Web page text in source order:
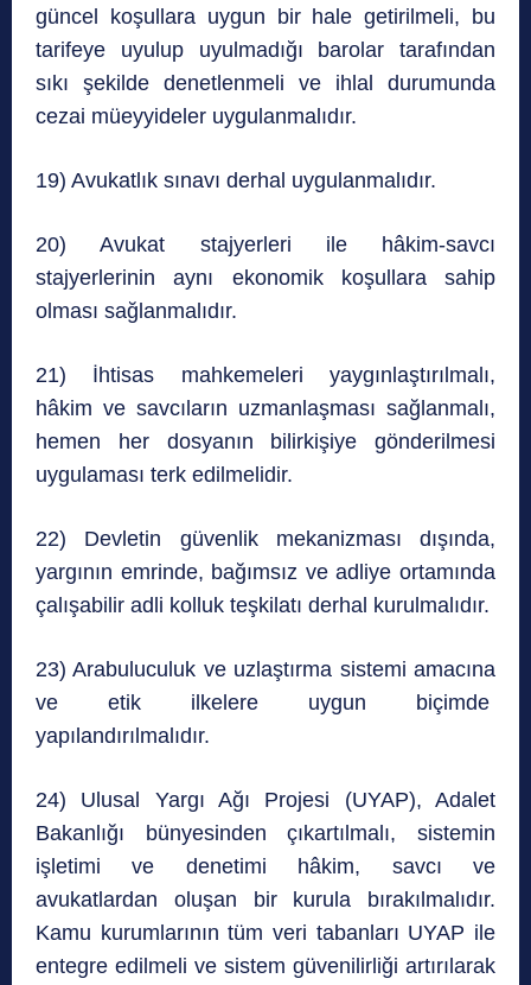
güncel koşullara uygun bir hale getirilmeli, bu
tarifeye uyulup uyulmadığı barolar tarafından
sıkı şekilde denetlenmeli ve ihlal durumunda
cezai müeyyideler uygulanmalıdır.
19) Avukatlık sınavı derhal uygulanmalıdır.
20) Avukat stajyerleri ile hâkim-savcı
stajyerlerinin aynı ekonomik koşullara sahip
olması sağlanmalıdır.
21) İhtisas mahkemeleri yaygınlaştırılmalı,
hâkim ve savcıların uzmanlaşması sağlanmalı,
hemen her dosyanın bilirkişiye gönderilmesi
uygulaması terk edilmelidir.
22) Devletin güvenlik mekanizması dışında,
yargının emrinde, bağımsız ve adliye ortamında
çalışabilir adli kolluk teşkilatı derhal kurulmalıdır.
23) Arabuluculuk ve uzlaştırma sistemi amacına
ve etik ilkelere uygun biçimde
yapılandırılmalıdır.
24) Ulusal Yargı Ağı Projesi (UYAP), Adalet
Bakanlığı bünyesinden çıkartılmalı, sistemin
işletimi ve denetimi hâkim, savcı ve
avukatlardan oluşan bir kurula bırakılmalıdır.
Kamu kurumlarının tüm veri tabanları UYAP ile
entegre edilmeli ve sistem güvenilirliği artırılarak